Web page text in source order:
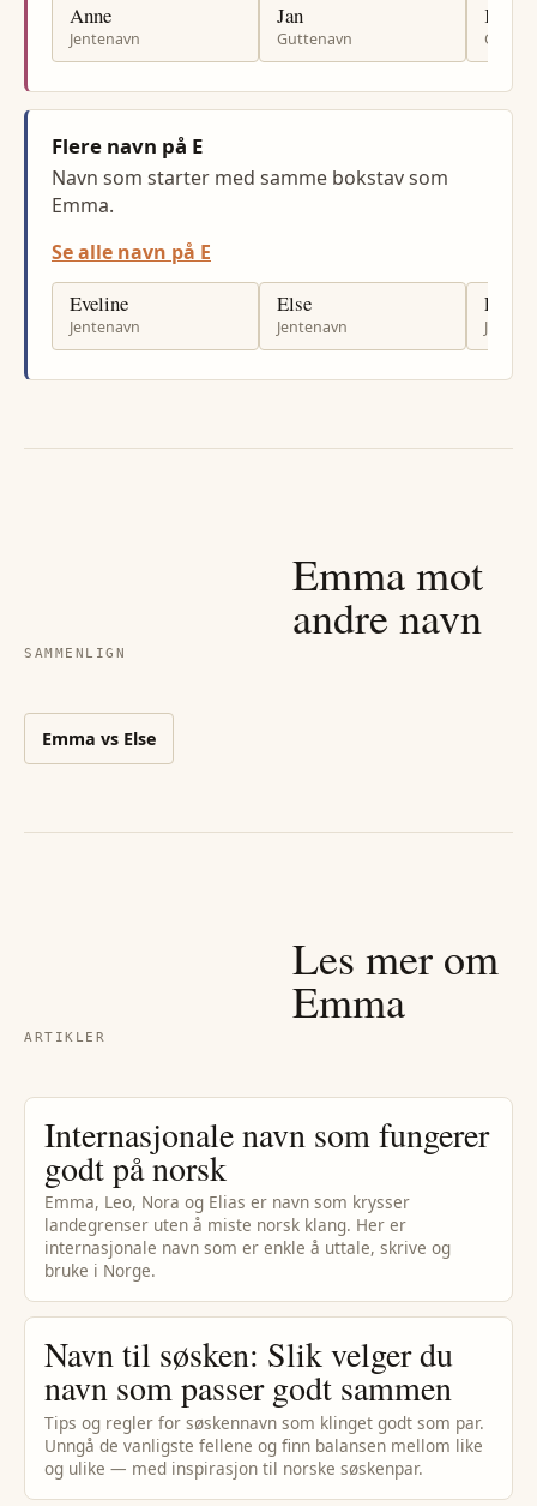
Anne
Jentenavn
Jan
Guttenavn
Kjell
Flere navn på E
Navn som starter med samme bokstav som
Emma.
Se alle navn på E
Eveline
Jentenavn
Else
Jentenavn
Elif
SAMMENLIGN
Emmamot
andre navn
Emma vs Else
ARTIKLER
Les mer om
Emma
Internasjonale navn som fungerer
godt på norsk
Emma, Leo, Nora og Elias er navn som krysser
landegrenser uten å miste norsk klang. Her er
internasjonale navn som er enkle å uttale, skrive og
bruke i Norge.
Navn til søsken: Slik velger du
navn som passer godt sammen
Tips og regler for søskennavn som klinget godt som par.
Unngå de vanligste fellene og finn balansen mellom like
og ulike — med inspirasjon til norske søskenpar.